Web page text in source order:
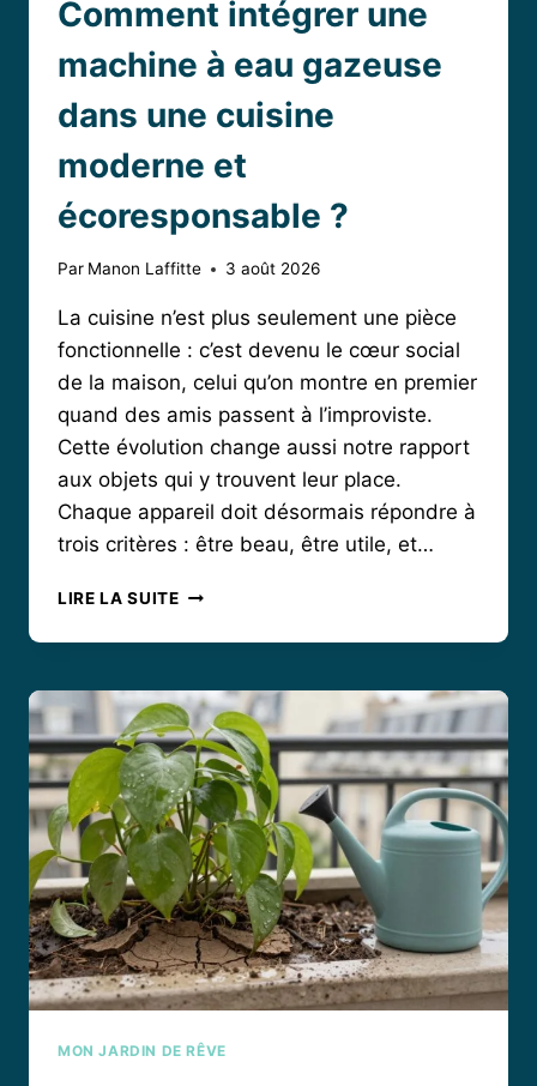
Comment intégrer une
machine à eau gazeuse
dans une cuisine
moderne et
écoresponsable ?
Par Manon Laffitte 3 août 2026
La cuisine n’est plus seulement une pièce
fonctionnelle : c’est devenu le cœur social
de la maison, celui qu’on montre en premier
quand des amis passent à l’improviste.
Cette évolution change aussi notre rapport
aux objets qui y trouvent leur place.
Chaque appareil doit désormais répondre à
trois critères : être beau, être utile, et…
LIRE LA SUITECOMMENT
UNE
À
EAU
GAZEUSE
DANS
UNE
CUISINE
MODERNE
ET
ÉCORESPONSABLE
?
MON JARDIN DE RÊVE